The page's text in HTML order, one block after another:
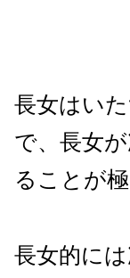
長女はい
で、長女
ることが
長女的に